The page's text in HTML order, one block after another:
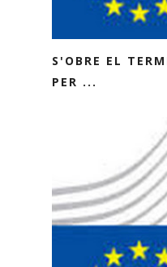
S'OBRE EL
PER ...